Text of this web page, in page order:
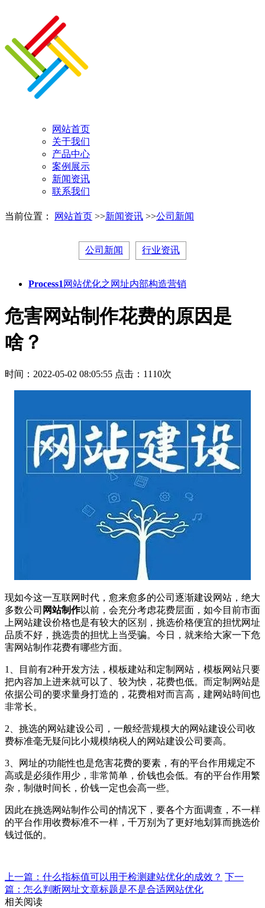
网站首页
关于我们
产品中心
案例展示
新闻资讯
联系我们
当前位置： 网站首页 >>新闻资讯 >>公司新闻
公司新闻 行业资讯
Process1 网站优化之网址内部构造营销
危害网站制作花费的原因是
啥？
时间：2022-05-02 08:05:55 点击：1110次
现如今这一互联网时代，愈来愈多的公司逐渐建设网站，绝大
多数公司 网站制作以前，会充分考虑花费层面，如今目前市面
上网站建设价格也是有较大的区别，挑选价格便宜的担忧网址
品质不好，挑选贵的担忧上当受骗。今日，就来给大家一下危
害网站制作花费有哪些方面。
1、目前有2种开发方法，模板建站和定制网站，模板网站只要
把內容加上进来就可以了、较为快，花费也低。而定制网站是
依据公司的要求量身打造的，花费相对而言高，建网站時间也
非常长。
2、挑选的网站建设公司，一般经营规模大的网站建设公司收
费标准毫无疑问比小规模纳税人的网站建设公司要高。
3、网址的功能性也是危害花费的要素，有的平台作用规定不
高或是必须作用少，非常简单，价钱也会低。有的平台作用繁
杂，制做时间长，价钱一定也会高一些。
因此在挑选网站制作公司的情况下，要各个方面调查，不一样
的平台作用收费标准不一样，千万别为了更好地划算而挑选价
钱过低的。
上一篇：什么指标值可以用于检测建站优化的成效？ 下一
篇：怎么判断网址文章标题是不是合适网站优化
相关阅读